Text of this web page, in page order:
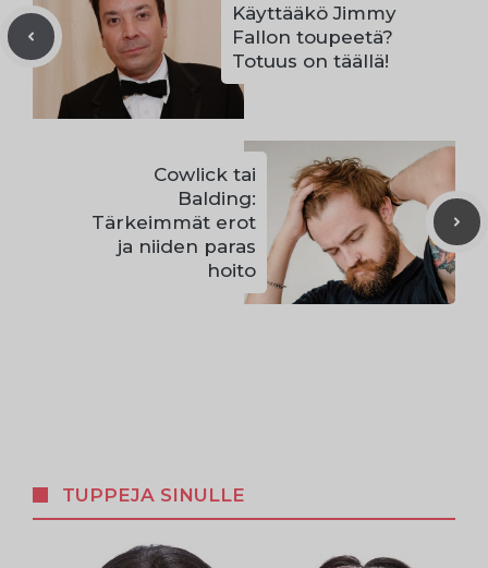
Käyttääkö Jimmy
Fallon toupeetä?
Totuus on täällä!
Cowlick tai
Balding:
Tärkeimmät erot
ja niiden paras
hoito
TUPPEJA SINULLE